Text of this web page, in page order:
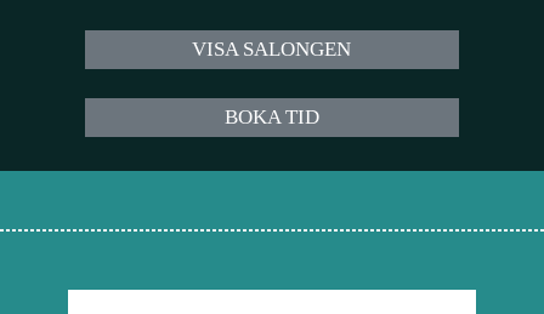
VISA SALONGEN
BOKA TID